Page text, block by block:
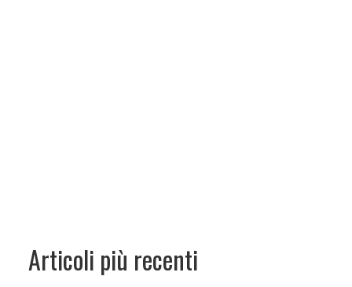
Articoli più recenti